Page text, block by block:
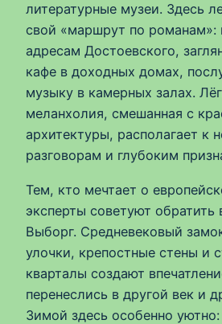
литературные музеи. Здесь
свой «маршрут по романам»:
адресам Достоевского,
кафе в доходных домах,
музыку в камерных залах.
меланхолия, смешанная с
архитектуры, располагает к
разговорам и глубоким
Тем, кто мечтает о
эксперты советуют обратить
Выборг. Средневековый
улочки, крепостные стены и
кварталы создают
перенеслись в другой век и
Зимой здесь особенно уютно: